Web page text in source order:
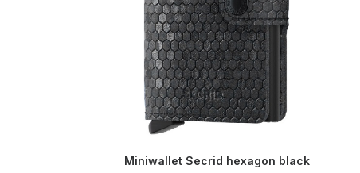
Miniwallet Secrid hexagon black